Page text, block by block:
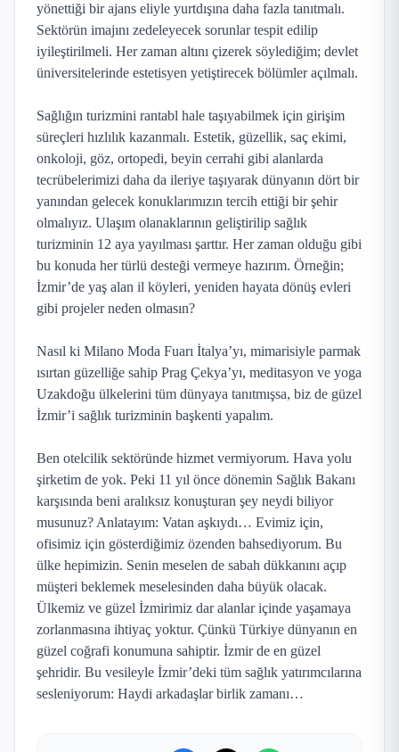
yönettiği bir ajans eliyle yurtdışına daha fazla tanıtmalı.
Sektörün imajını zedeleyecek sorunlar tespit edilip
iyileştirilmeli. Her zaman altını çizerek söylediğim; devlet
üniversitelerinde estetisyen yetiştirecek bölümler açılmalı.
Sağlığın turizmini rantabl hale taşıyabilmek için girişim
süreçleri hızlılık kazanmalı. Estetik, güzellik, saç ekimi,
onkoloji, göz, ortopedi, beyin cerrahi gibi alanlarda
tecrübelerimizi daha da ileriye taşıyarak dünyanın dört bir
yanından gelecek konuklarımızın tercih ettiği bir şehir
olmalıyız. Ulaşım olanaklarının geliştirilip sağlık
turizminin 12 aya yayılması şarttır. Her zaman olduğu gibi
bu konuda her türlü desteği vermeye hazırım. Örneğin;
İzmir’de yaş alan il köyleri, yeniden hayata dönüş evleri
gibi projeler neden olmasın?
Nasıl ki Milano Moda Fuarı İtalya’yı, mimarisiyle parmak
ısırtan güzelliğe sahip Prag Çekya’yı, meditasyon ve yoga
Uzakdoğu ülkelerini tüm dünyaya tanıtmışsa, biz de güzel
İzmir’i sağlık turizminin başkenti yapalım.
Ben otelcilik sektöründe hizmet vermiyorum. Hava yolu
şirketim de yok. Peki 11 yıl önce dönemin Sağlık Bakanı
karşısında beni aralıksız konuşturan şey neydi biliyor
musunuz? Anlatayım: Vatan aşkıydı… Evimiz için,
ofisimiz için gösterdiğimiz özenden bahsediyorum. Bu
ülke hepimizin. Senin meselen de sabah dükkanını açıp
müşteri beklemek meselesinden daha büyük olacak.
Ülkemiz ve güzel İzmirimiz dar alanlar içinde yaşamaya
zorlanmasına ihtiyaç yoktur. Çünkü Türkiye dünyanın en
güzel coğrafi konumuna sahiptir. İzmir de en güzel
şehridir. Bu vesileyle İzmir’deki tüm sağlık yatırımcılarına
sesleniyorum: Haydi arkadaşlar birlik zamanı…